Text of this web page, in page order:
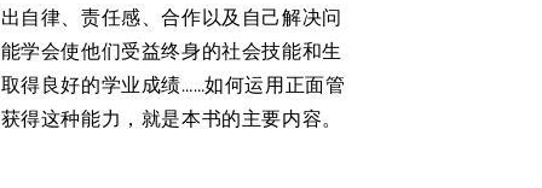
自律、责任感、合作以及自己解决问
学会使他们受益终身的社会技能和生
得良好的学业成绩……如何运用正面管
得这种能力，就是本书的主要内容。